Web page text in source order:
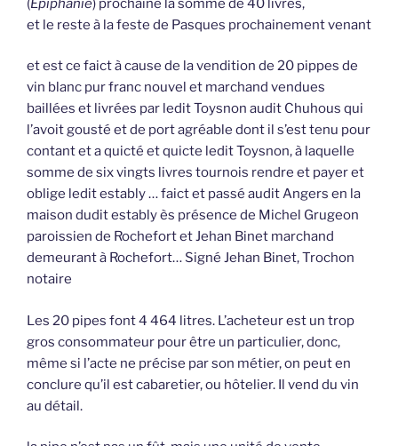
(Epiphanie) prochaine la somme de 40 livres,
et le reste à la feste de Pasques prochainement venant
et est ce faict à cause de la vendition de 20 pippes de
vin blanc pur franc nouvel et marchand vendues
baillées et livrées par ledit Toysnon audit Chuhous qui
l’avoit gousté et de port agréable dont il s’est tenu pour
contant et a quicté et quicte ledit Toysnon, à laquelle
somme de six vingts livres tournois rendre et payer et
oblige ledit estably … faict et passé audit Angers en la
maison dudit estably ès présence de Michel Grugeon
paroissien de Rochefort et Jehan Binet marchand
demeurant à Rochefort… Signé Jehan Binet, Trochon
notaire
Les 20 pipes font 4 464 litres. L’acheteur est un trop
gros consommateur pour être un particulier, donc,
même si l’acte ne précise par son métier, on peut en
conclure qu’il est cabaretier, ou hôtelier. Il vend du vin
au détail.